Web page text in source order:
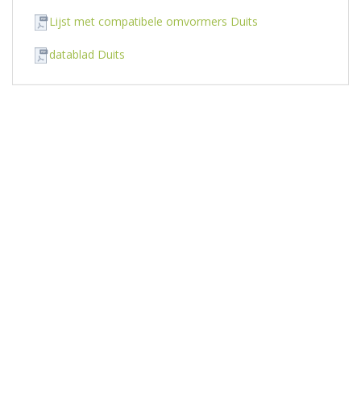
Lijst met compatibele omvormers Duits
datablad Duits